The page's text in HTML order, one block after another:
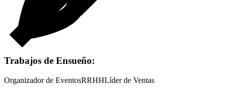
Trabajos de Ensueño:
Organizador de EventosRRHHLíder de Ventas